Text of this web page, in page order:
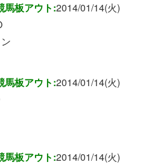
馬板アウト:2014/01/14(火)
馬板アウト:2014/01/14(火)
馬板アウト:2014/01/14(火)